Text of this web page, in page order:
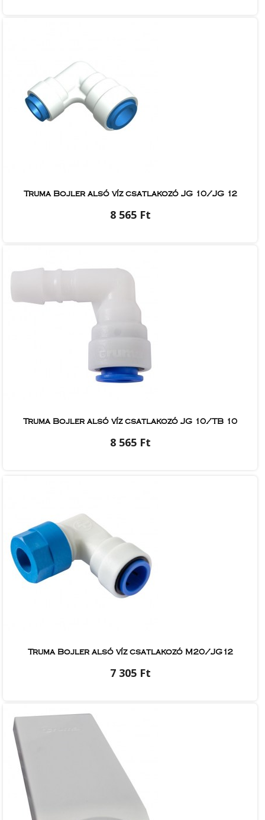
Truma Bojler alsó víz csatlakozó JG 10/JG 12
8 565 Ft
Truma Bojler alsó víz csatlakozó JG 10/TB 10
8 565 Ft
Truma Bojler alsó víz csatlakozó M20/JG12
7 305 Ft